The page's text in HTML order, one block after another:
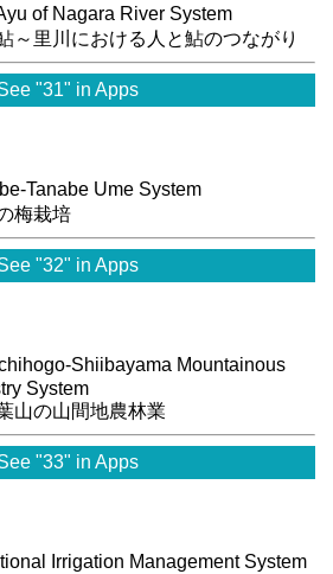
of Nagara River System
～里川における人と鮎のつながり
"31" in Apps
Tanabe Ume System
梅栽培
"32" in Apps
Shiibayama Mountainous
System
山の山間地農林業
"33" in Apps
Irrigation Management System